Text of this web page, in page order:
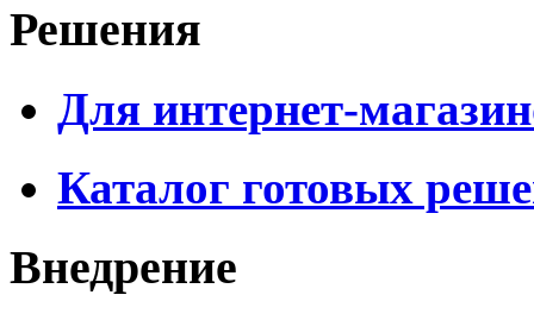
Решения
Для интернет-
Каталог готовых
Внедрение